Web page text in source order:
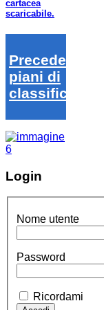
cartacea
scaricabile.
Precedenti
piani di
classifica
Login
Nome utente
Password
Ricordami